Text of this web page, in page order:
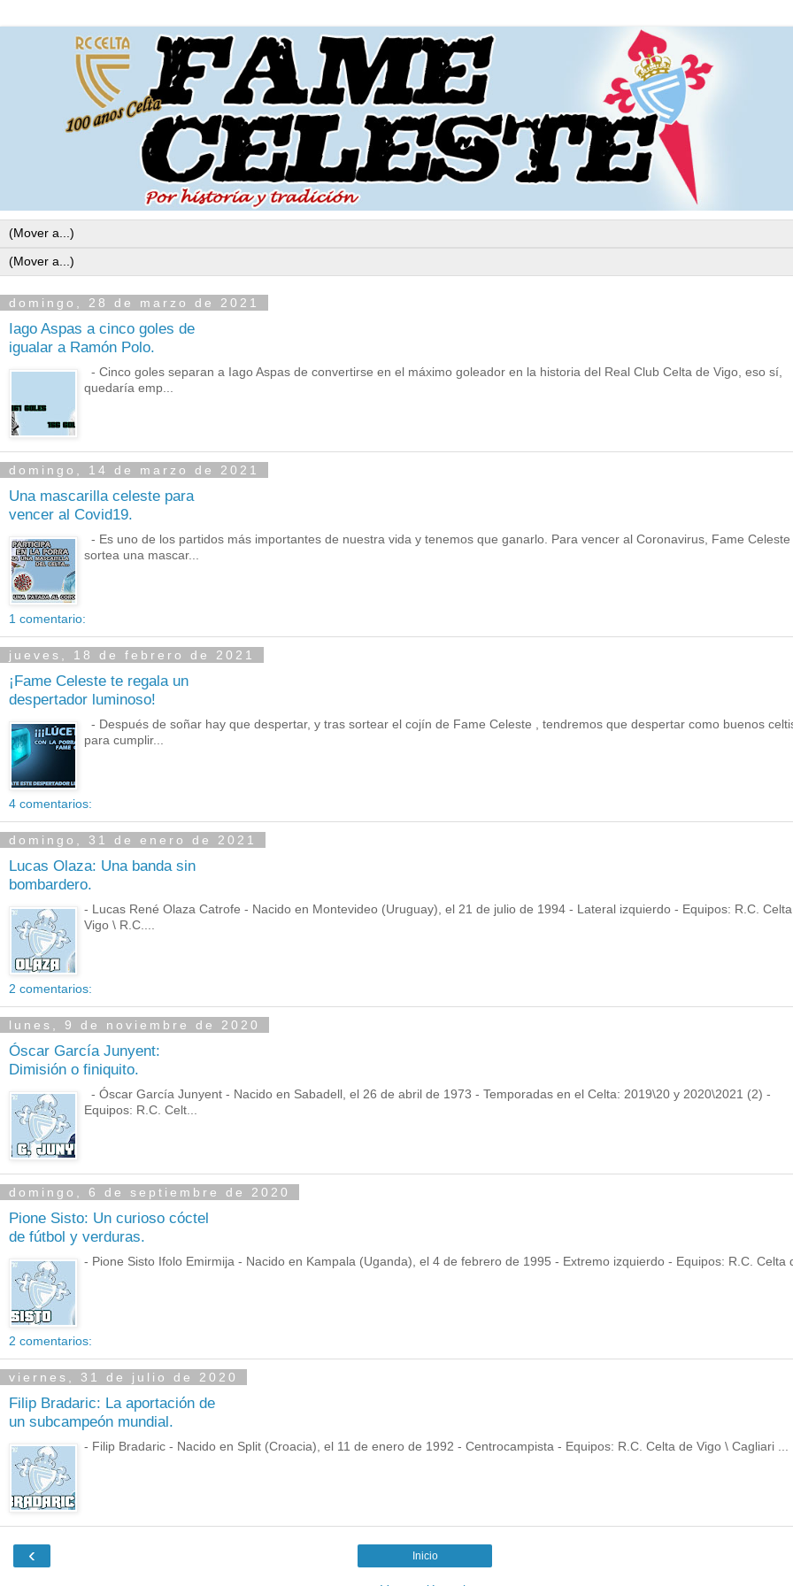
domingo, 28 de marzo de 2021
Iago Aspas a cinco goles de
igualar a Ramón Polo.
- Cinco goles separan a Iago Aspas de convertirse en el máximo goleador en la historia del Real Club Celta de Vigo, eso sí,
quedaría emp...
domingo, 14 de marzo de 2021
Una mascarilla celeste para
vencer al Covid19.
- Es uno de los partidos más importantes de nuestra vida y tenemos que ganarlo. Para vencer al Coronavirus, Fame Celeste
sortea una mascar...
1 comentario:
jueves, 18 de febrero de 2021
¡Fame Celeste te regala un
despertador luminoso!
- Después de soñar hay que despertar, y tras sortear el cojín de Fame Celeste , tendremos que despertar como buenos
para cumplir...
4 comentarios:
domingo, 31 de enero de 2021
Lucas Olaza: Una banda sin
bombardero.
- Lucas René Olaza Catrofe - Nacido en Montevideo (Uruguay), el 21 de julio de 1994 - Lateral izquierdo - Equipos: R.C.
Vigo \ R.C....
2 comentarios:
lunes, 9 de noviembre de 2020
Óscar García Junyent:
Dimisión o finiquito.
- Óscar García Junyent - Nacido en Sabadell, el 26 de abril de 1973 - Temporadas en el Celta: 2019\20 y 2020\2021 (2) -
Equipos: R.C. Celt...
domingo, 6 de septiembre de 2020
Pione Sisto: Un curioso cóctel
de fútbol y verduras.
- Pione Sisto Ifolo Emirmija - Nacido en Kampala (Uganda), el 4 de febrero de 1995 - Extremo izquierdo - Equipos: R.C. Celta
2 comentarios:
viernes, 31 de julio de 2020
Filip Bradaric: La aportación de
un subcampeón mundial.
- Filip Bradaric - Nacido en Split (Croacia), el 11 de enero de 1992 - Centrocampista - Equipos: R.C. Celta de Vigo \ Cagliari ...
‹ Inicio